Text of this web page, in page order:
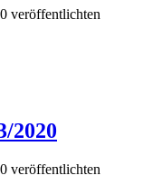
veröffentlichten
2020
veröffentlichten